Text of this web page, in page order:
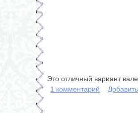
Это отличный вариант
1 комментарий